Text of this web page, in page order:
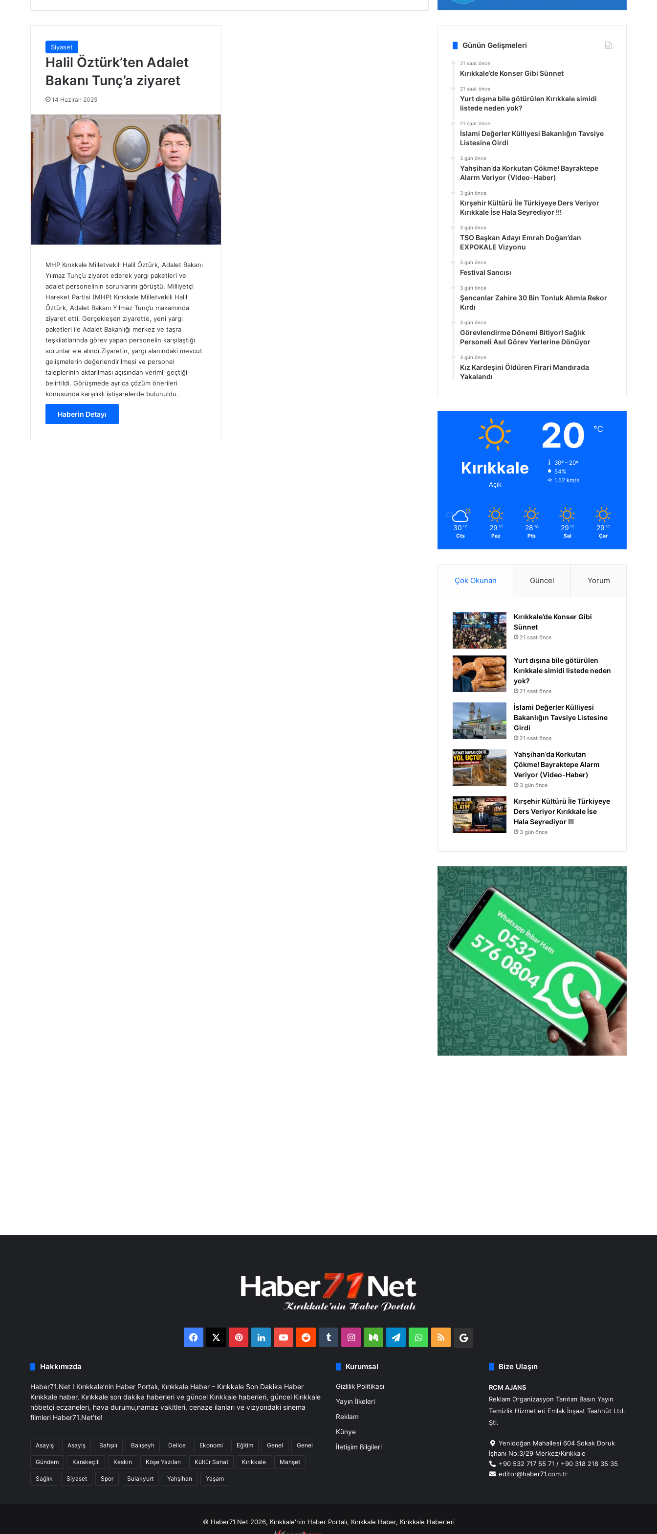
Siyaset
Halil Öztürk’ten Adalet
Bakanı Tunç’a ziyaret
14 Haziran 2025
MHP Kırıkkale Milletvekili Halil Öztürk, Adalet Bakanı
Yılmaz Tunç’u ziyaret ederek yargı paketleri ve
adalet personelinin sorunlarını görüştü. Milliyetçi
Hareket Partisi (MHP) Kırıkkale Milletvekili Halil
Öztürk, Adalet Bakanı Yılmaz Tunç’u makamında
ziyaret etti. Gerçekleşen ziyarette, yeni yargı
paketleri ile Adalet Bakanlığı merkez ve taşra
teşkilatlarında görev yapan personelin karşılaştığı
sorunlar ele alındı.Ziyaretin, yargı alanındaki mevcut
gelişmelerin değerlendirilmesi ve personel
taleplerinin aktarılması açısından verimli geçtiği
belirtildi. Görüşmede ayrıca çözüm önerileri
konusunda karşılıklı istişarelerde bulunuldu.
Haberin Detayı
Günün Gelişmeleri
21 saat önce
Kırıkkale’de Konser Gibi Sünnet
21 saat önce
Yurt dışına bile götürülen Kırıkkale simidi
listede neden yok?
21 saat önce
İslami Değerler Külliyesi Bakanlığın Tavsiye
Listesine Girdi
3 gün önce
Yahşihan’da Korkutan Çökme! Bayraktepe
Alarm Veriyor (Video-Haber)
3 gün önce
Kırşehir Kültürü İle Türkiyeye Ders Veriyor
Kırıkkale İse Hala Seyrediyor !!!
3 gün önce
TSO Başkan Adayı Emrah Doğan’dan
EXPOKALE Vizyonu
3 gün önce
Festival Sancısı
3 gün önce
Şencanlar Zahire 30 Bin Tonluk Alımla Rekor
Kırdı
3 gün önce
Görevlendirme Dönemi Bitiyor! Sağlık
Personeli Asıl Görev Yerlerine Dönüyor
3 gün önce
Kız Kardeşini Öldüren Firari Mandırada
Yakalandı
Kırıkkale
Açık
20 ℃
30º - 20º
54%
1.52 km/s
30 ℃
Cts
29 ℃
Paz
28 ℃
Pts
29 ℃
Sal
29 ℃
Çar
Çok Okunan Güncel Yorum
Kırıkkale’de Konser Gibi
Sünnet
21 saat önce
Yurt dışına bile götürülen
Kırıkkale simidi listede neden
yok?
21 saat önce
İslami Değerler Külliyesi
Bakanlığın Tavsiye Listesine
Girdi
21 saat önce
Yahşihan’da Korkutan
Çökme! Bayraktepe Alarm
Veriyor (Video-Haber)
3 gün önce
Kırşehir Kültürü İle Türkiyeye
Ders Veriyor Kırıkkale İse
Hala Seyrediyor !!!
3 gün önce
Facebook PinterestLinkedInYouTubeReddit TumblrInstagram
MediumTelegramWhatsApp
RSS
Google
Hakkımızda
Haber71.Net I Kırıkkale’nin Haber Portalı, Kırıkkale Haber – Kırıkkale Son Dakika Haber
Kırıkkale haber, Kırıkkale son dakika haberleri ve güncel Kırıkkale haberleri, güncel Kırıkkale
nöbetçi eczaneleri, hava durumu,namaz vakitleri, cenaze ilanları ve vizyondaki sinema
filmleri Haber71.Net’te!
Asayiş Asayiş Bahşılı Balışeyh Delice Ekonomi Eğitim Genel Genel
Gündem Karakeçili Keskin Köşe Yazıları Kültür Sanat Kırıkkale Manşet
Sağlık Siyaset Spor Sulakyurt Yahşihan Yaşam
Kurumsal
Gizlilik Politikası
Yayın İlkeleri
Reklam
Künye
İletişim Bilgileri
Bize Ulaşın
RCM AJANS
Reklam Organizasyon Tanıtım Basın Yayın
Temizlik Hizmetleri Emlak İnşaat Taahhüt Ltd.
Şti.
Yenidoğan Mahallesi 604 Sokak Doruk
İşhanı No:3/29 Merkez/Kırıkkale
+90 532 717 55 71 / +90 318 218 35 35
editor@haber71.com.tr
© Haber71.Net 2026, Kırıkkale'nin Haber Portalı, Kırıkkale Haber, Kırıkkale Haberleri